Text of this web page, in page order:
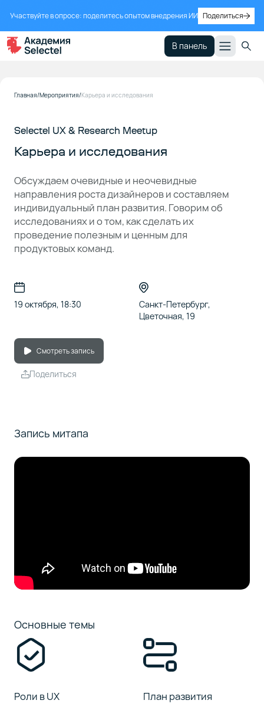
Участвуйте в опросе: поделитесь опытом внедрения ИИ Поделиться
В панель
Главная Мероприятия Карьера и исследования
Selectel UX & Research Meetup
Карьера и исследования
Обсуждаем очевидные и неочевидные
направления роста дизайнеров и составляем
индивидуальный план развития. Говорим об
исследованиях и о том, как сделать их
проведение полезным и ценным для
продуктовых команд.
19 октября, 18:30
Санкт-Петербург,
Цветочная, 19
Смотреть запись
Поделиться
Запись митапа
Основные темы
Роли в UX План развития